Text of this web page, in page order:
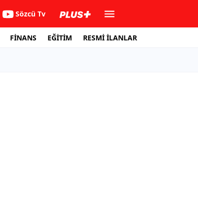
Sözcü Tv
FİNANS EĞİTİM RESMİ İLANLAR